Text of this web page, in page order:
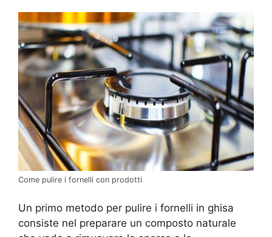
Come pulire i fornelli con prodotti
Un primo metodo per pulire i fornelli in ghisa
consiste nel preparare un composto naturale